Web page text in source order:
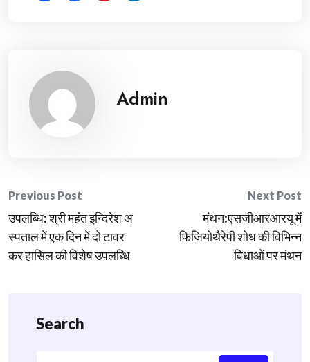
Admin
Post
navigation
Previous Post
उपलब्धि: श्री महंत इन्दिरेश अ
स्पताल में एक दिन में दो टावर
कर हासिल की विशेष उपलब्धि
Next Post
मंथन:एसजीआरआरयू में
फिजियोथैरेपी शोध की विभिन्न
विधाओं पर मंथन
Search